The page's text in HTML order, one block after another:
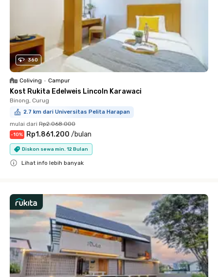
360
Coliving • Campur
Kost Rukita Edelweis Lincoln Karawaci
Binong, Curug
2.7 km dari Universitas Pelita Harapan
mulai dari Rp2.068.000
-10% Rp1.861.200 /bulan
Diskon sewa min. 12 Bulan
Lihat info lebih banyak